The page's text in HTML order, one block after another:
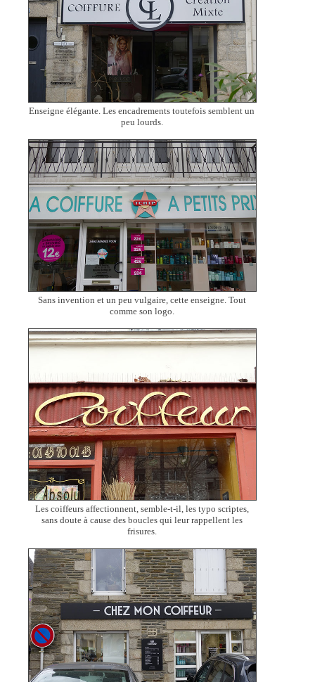
Enseigne élégante. Les encadrements toutefois semblent un
peu lourds.
Sans invention et un peu vulgaire, cette enseigne. Tout
comme son logo.
Les coiffeurs affectionnent, semble-t-il, les typo scriptes,
sans doute à cause des boucles qui leur rappellent les
frisures.